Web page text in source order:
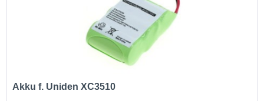
Akku f. Uniden XC3510